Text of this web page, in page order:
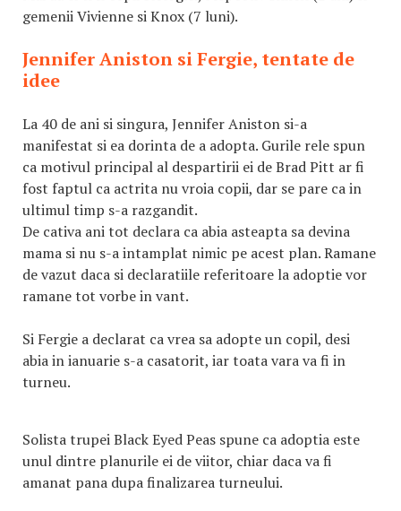
gemenii Vivienne si Knox (7 luni).
Jennifer Aniston si Fergie, tentate de
idee
La 40 de ani si singura, Jennifer Aniston si-a
manifestat si ea dorinta de a adopta. Gurile rele spun
ca motivul principal al despartirii ei de Brad Pitt ar fi
fost faptul ca actrita nu vroia copii, dar se pare ca in
ultimul timp s-a razgandit.
De cativa ani tot declara ca abia asteapta sa devina
mama si nu s-a intamplat nimic pe acest plan. Ramane
de vazut daca si declaratiile referitoare la adoptie vor
ramane tot vorbe in vant.
Si Fergie a declarat ca vrea sa adopte un copil, desi
abia in ianuarie s-a casatorit, iar toata vara va fi in
turneu.
Solista trupei Black Eyed Peas spune ca adoptia este
unul dintre planurile ei de viitor, chiar daca va fi
amanat pana dupa finalizarea turneului.